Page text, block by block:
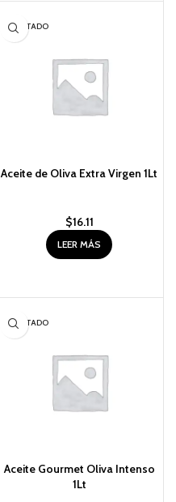
AGOTADO
Aceite de Oliva Extra Virgen 1Lt
$16.11
LEER MÁS
AGOTADO
Aceite Gourmet Oliva Intenso
1Lt